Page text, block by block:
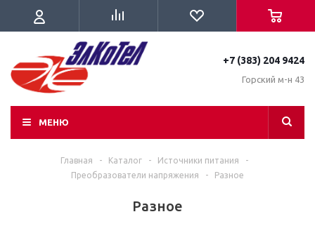
+7 (383) 204 9424
Горский м-н 43
МЕНЮ
Главная - Каталог - Источники питания
-
Преобразователи напряжения
- Разное
Разное